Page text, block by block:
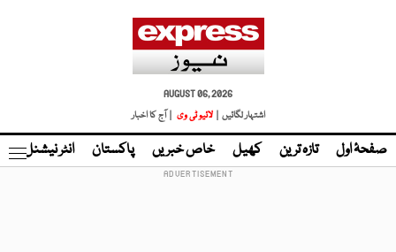
AUGUST 06, 2026
اشتہار لگائیں |
لائیو ٹی وی | آج کا اخبار
صفحۂ اول تازہ ترین کھیل خاص خبریں پاکستان انٹر نیشنل